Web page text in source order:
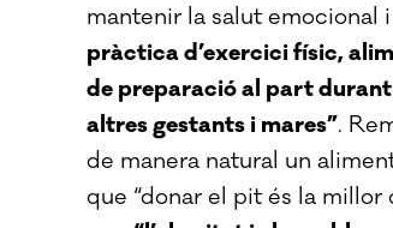
mantenir la salut emocional
pràctica d’exercici físic,
de preparació al part
altres gestants i mares”.
de manera natural un
que “donar el pit és la